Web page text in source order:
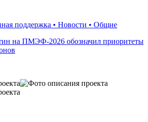
поддержка • Новости • Общие
на ПМЭФ-2026 обозначил приоритеты